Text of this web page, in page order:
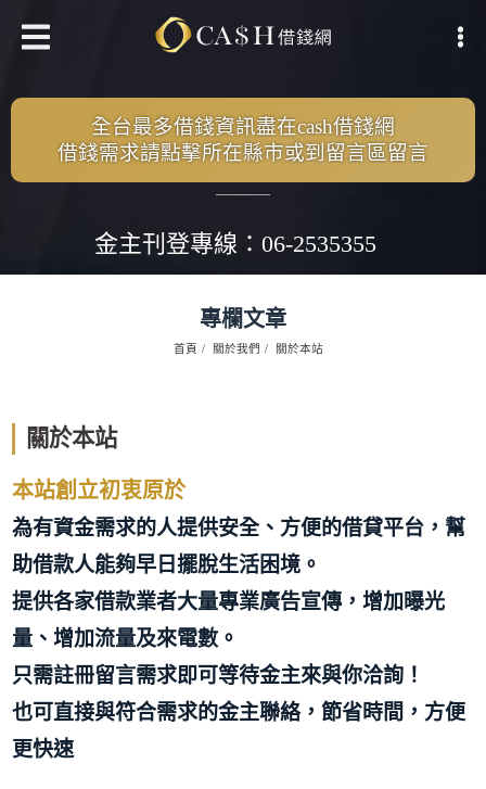
全台最多借錢資訊盡在cash借錢網
借錢需求請點擊所在縣市或到留言區留言
金主刊登專線：06-2535355
首頁 關於我們 關於本站
關於本站
本站創立初衷原於
為有資金需求的人提供安全、方便的借貸平台，幫
助借款人能夠早日擺脫生活困境。
提供各家借款業者大量專業廣告宣傳，增加曝光
量、增加流量及來電數。
只需註冊留言需求即可等待金主來與你洽詢！
也可直接與符合需求的金主聯絡，節省時間，方便
更快速
專欄文章